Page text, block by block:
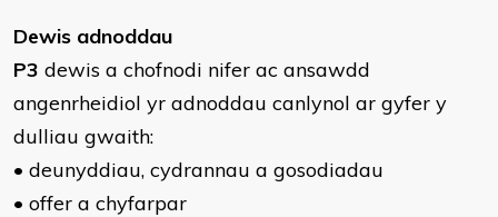
Dewis adnoddau
P3 dewis a chofnodi nifer ac ansawdd
angenrheidiol yr adnoddau canlynol ar gyfer y
dulliau gwaith:
• deunyddiau, cydrannau a gosodiadau
• offer a chyfarpar